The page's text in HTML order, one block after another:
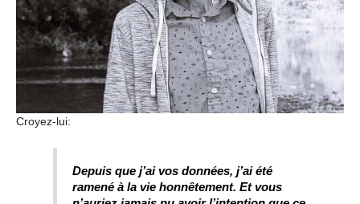
Croyez-lui:
Depuis que j’ai vos données, j’ai été
ramené à la vie honnêtement. Et vous